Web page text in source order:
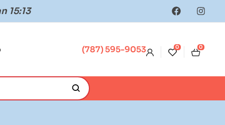
15:13
(787) 595-9053 0 0